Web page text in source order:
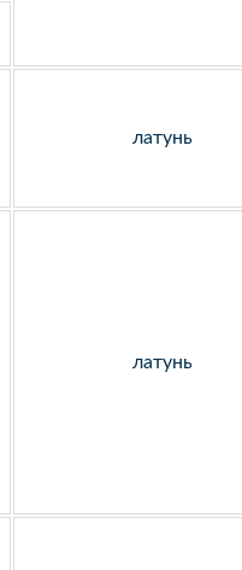
латунь
латунь